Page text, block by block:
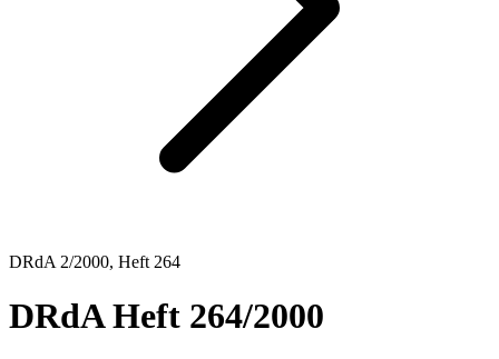
DRdA 2/2000, Heft 264
DRdA Heft 264/2000